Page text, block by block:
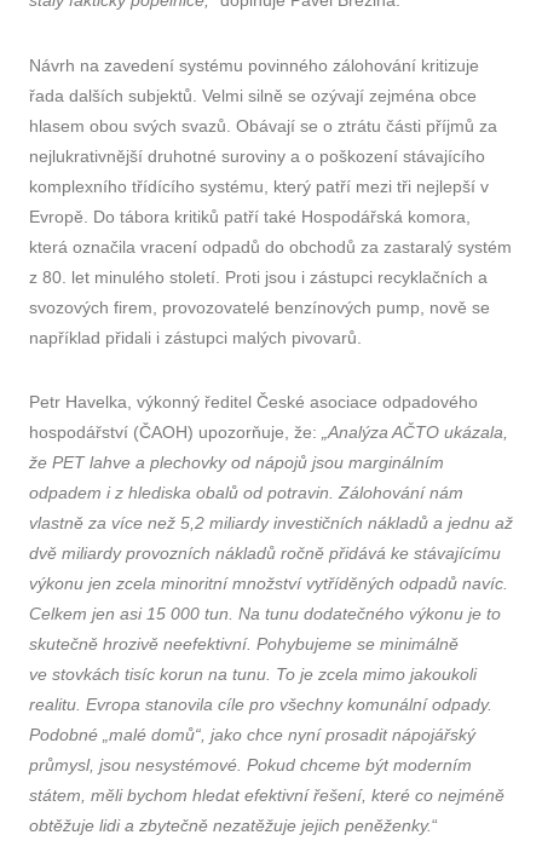
Návrh na zavedení systému povinného zálohování kritizuje
řada dalších subjektů. Velmi silně se ozývají zejména obce
hlasem obou svých svazů. Obávají se o ztrátu části příjmů za
nejlukrativnější druhotné suroviny a o poškození stávajícího
komplexního třídícího systému, který patří mezi tři nejlepší v
Evropě. Do tábora kritiků patří také Hospodářská komora,
která označila vracení odpadů do obchodů za zastaralý systém
z 80. let minulého století. Proti jsou i zástupci recyklačních a
svozových firem, provozovatelé benzínových pump, nově se
například přidali i zástupci malých pivovarů.
Petr Havelka, výkonný ředitel České asociace odpadového
hospodářství (ČAOH) upozorňuje, že: „Analýza AČTO ukázala,
že PET lahve a plechovky od nápojů jsou marginálním
odpadem i z hlediska obalů od potravin. Zálohování nám
vlastně za více než 5,2 miliardy investičních nákladů a jednu až
dvě miliardy provozních nákladů ročně přidává ke stávajícímu
výkonu jen zcela minoritní množství vytříděných odpadů navíc.
Celkem jen asi 15 000 tun. Na tunu dodatečného výkonu je to
skutečně hrozivě neefektivní. Pohybujeme se minimálně
ve stovkách tisíc korun na tunu. To je zcela mimo jakoukoli
realitu. Evropa stanovila cíle pro všechny komunální odpady.
Podobné „malé domů“, jako chce nyní prosadit nápojářský
průmysl, jsou nesystémové. Pokud chceme být moderním
státem, měli bychom hledat efektivní řešení, které co nejméně
obtěžuje lidi a zbytečně nezatěžuje jejich peněženky.“